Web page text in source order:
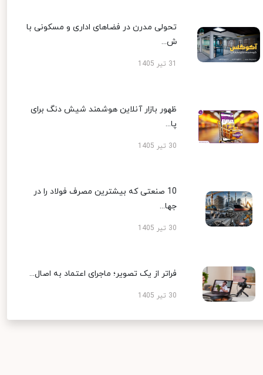
تحولی مدرن در فضاهای اداری و مسکونی با
ش...
ظهور بازار آنلاین هوشمند شیش دنگ برای
پا...
30 تیر 1405
10 صنعتی که بیشترین مصرف فولاد را در
جها...
30 تیر 1405
فراتر از یک تصویر؛ ماجرای اعتماد به اصال...
30 تیر 1405